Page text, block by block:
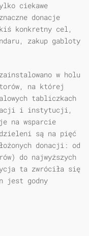
ciekawe
donacje
konkretny cel,
zakup gabloty
w holu
na której
tabliczkach
i instytucji,
na wsparcie
są na pięć
donacji: od
do najwyższych
ta zwróciła się
jest godny